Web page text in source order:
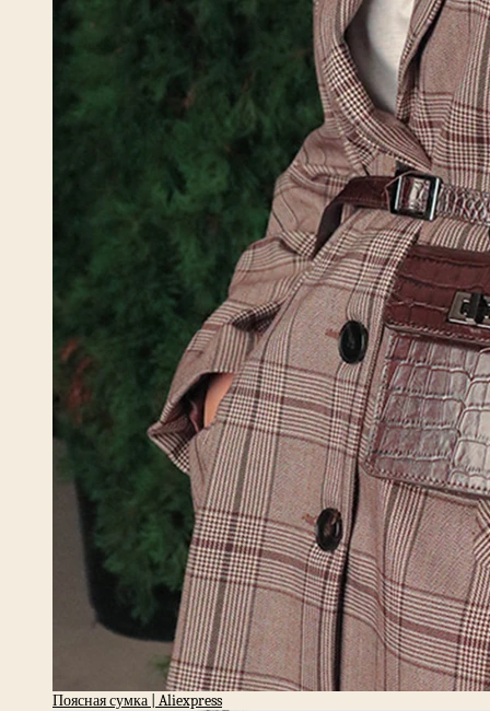
Поясная сумка | Aliexpress